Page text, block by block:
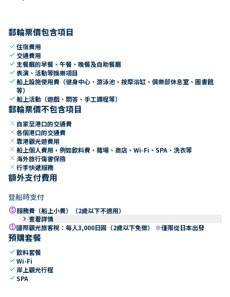
郵輪票價包含項目
check住宿費用
check 交通費用
check 主餐廳的早餐、午餐、晚餐及自助餐廳
check表演、活動等娛樂項目
check船上設施使用費（健身中心、游泳池、按摩浴缸、俱樂部休息室、圖書館
等）
check船上活動（遊戲、問答、手工課程等）
郵輪票價不包含項目
close 自家至港口的交通費
close 各個港口的交通費
close 靠港觀光遊費用
close 船上個人費用，例如飲料費、賭場、商店、Wi-Fi、SPA、洗衣等
close 海外旅行傷害保險
close 行李快遞服務
額外支付費用
登船時支付
paid服務費（船上小費）（2歲以下不適用）
keyboard_arrow_right 查看詳情
paid國際觀光旅客稅：每人3,000日圓（2歲以下免徵） ※僅限從日本出發
預購套餐
check飲料套餐
checkWi-Fi
check 岸上觀光行程
checkSPA